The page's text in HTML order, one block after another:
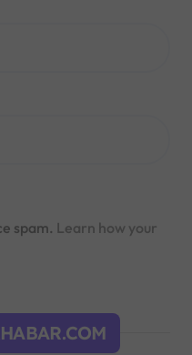
spam. Learn how your